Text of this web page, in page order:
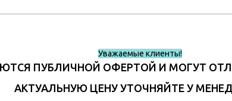
Уважаемые клиенты!
ПУБЛИЧНОЙ ОФЕРТОЙ И МОГУТ
АКТУАЛЬНУЮ ЦЕНУ УТОЧНЯЙТЕ У